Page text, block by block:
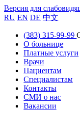
Версия для
RU EN DE 中文
(383) 315-99-99
О больнице
Платные услуги
Врачи
Пациентам
Специалистам
Контакты
СМИ о нас
Вакансии